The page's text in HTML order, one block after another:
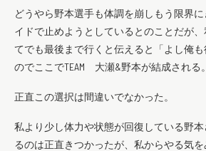
どうやら野本選手も体調を崩しもう限界
イドで止めようとしているとのことだが
てでも最後まで行くと伝えると「よし俺
のでここでTEAM 大瀬&野本が結成される。
正直この選択は間違いでなかった。
私より少し体力や状態が回復している野
るのは正直きつかったが、私からやる気を